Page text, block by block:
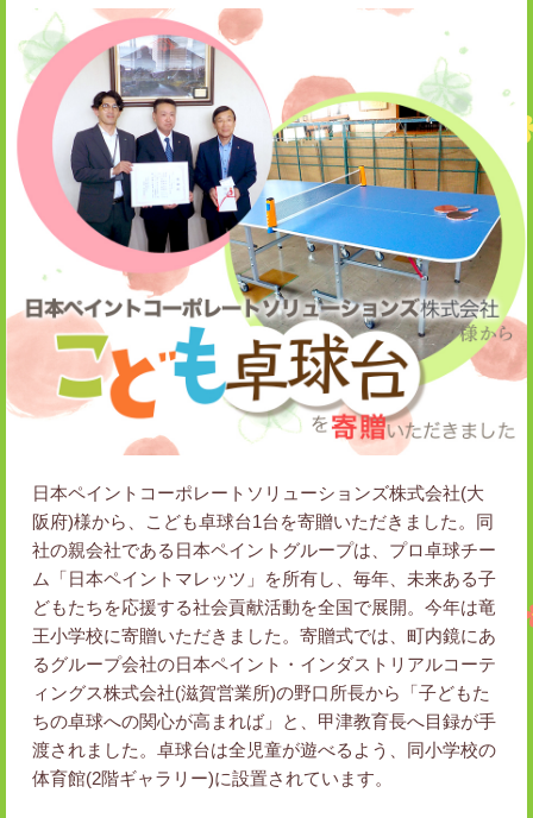
日本ペイントコーポレートソリューションズ株式会社(大
阪府)様から、こども卓球台1台を寄贈いただきました。同
社の親会社である日本ペイントグループは、プロ卓球チー
ム「日本ペイントマレッツ」を所有し、毎年、未来ある子
どもたちを応援する社会貢献活動を全国で展開。今年は竜
王小学校に寄贈いただきました。寄贈式では、町内鏡にあ
るグループ会社の日本ペイント・インダストリアルコーテ
ィングス株式会社(滋賀営業所)の野口所長から「子どもた
ちの卓球への関心が高まれば」と、甲津教育長へ目録が手
渡されました。卓球台は全児童が遊べるよう、同小学校の
体育館(2階ギャラリー)に設置されています。